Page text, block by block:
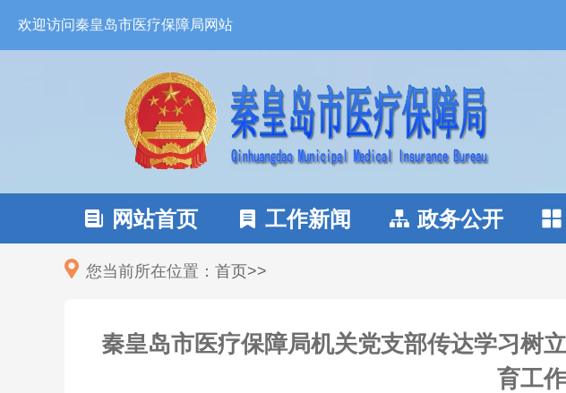
欢迎访问秦皇岛市医疗保障局网站
 网站首页  工作新闻  政务公开 
您当前所在位置： 首页>>
秦皇岛市医疗保障局机关党支部传达学习树
育工